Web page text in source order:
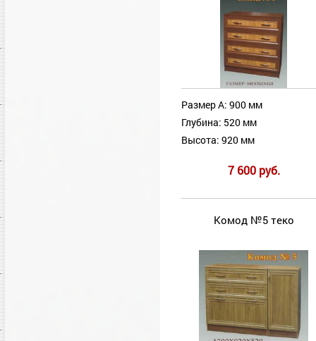
Размер А: 900 мм
Глубина: 520 мм
Высота: 920 мм
7 600 руб.
Комод №5 теко